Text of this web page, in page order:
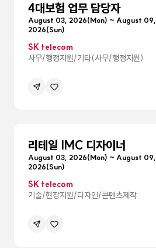
4대보험 업무 담당자
August 03, 2026(Mon) ~ August 09,
2026(Sun)
SK telecom
사무/행정지원/기타(사무/행정지원)
공유하기관심공고등록
리테일 IMC 디자이너
August 03, 2026(Mon) ~ August 09,
2026(Sun)
SK telecom
기술/현장지원/디자인/콘텐츠제작
공유하기관심공고등록